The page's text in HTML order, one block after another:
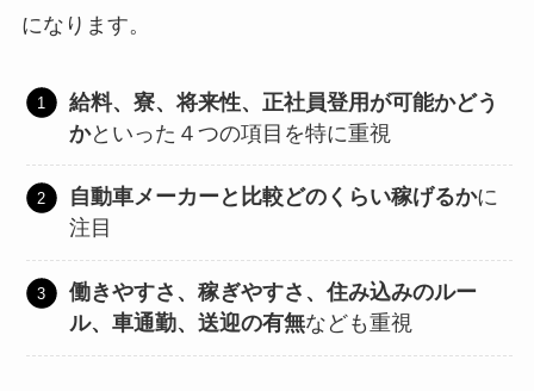
になります。
給料、寮、将来性、正社員登用が可能かどう
かといった４つの項目を特に重視
自動車メーカーと比較どのくらい稼げるかに
注目
働きやすさ、稼ぎやすさ、住み込みのルー
ル、車通勤、送迎の有無なども重視